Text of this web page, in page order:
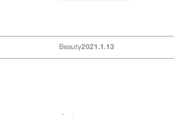
Beauty2021.1.13